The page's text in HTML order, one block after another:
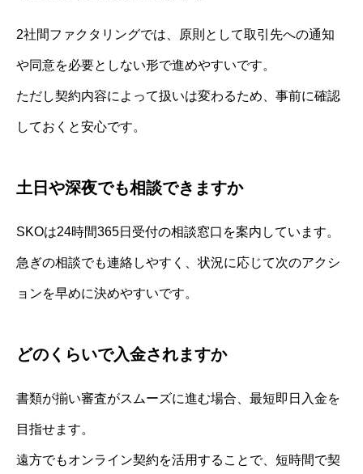
2社間ファクタリングでは、原則として取引先への通知
や同意を必要としない形で進めやすいです。
ただし契約内容によって扱いは変わるため、事前に確認
しておくと安心です。
土日や深夜でも相談できますか
SKOは24時間365日受付の相談窓口を案内しています。
急ぎの相談でも連絡しやすく、状況に応じて次のアクシ
ョンを早めに決めやすいです。
どのくらいで入金されますか
書類が揃い審査がスムーズに進む場合、最短即日入金を
目指せます。
遠方でもオンライン契約を活用することで、短時間で契